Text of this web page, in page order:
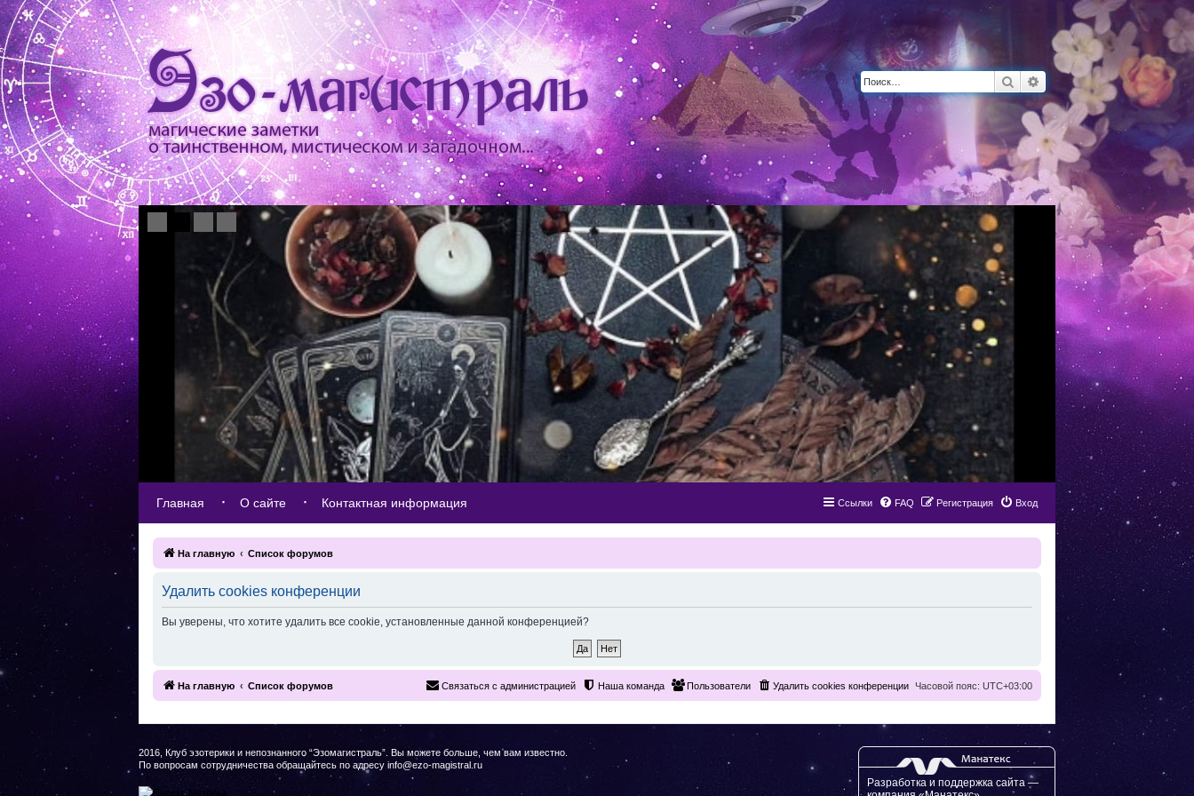
Поиск Расширенный поиск
Главная О сайте Контактная информация Вход
Регистрация
FAQ
Ссылки
На главную Список форумов
Удалить cookies конференции
Вы уверены, что хотите удалить все cookie, установленные данной конференцией?
На главную Список форумов Часовой пояс: UTC+03:00
Удалить cookies конференции
Пользователи
Наша команда
Связаться с администрацией
Разработка и поддержка сайта —
2016, Клуб эзотерики и непознанного “Эзомагистраль”. Вы можете больше, чем вам известно.
По вопросам сотрудничества обращайтесь по адресу info@ezo-magistral.ru